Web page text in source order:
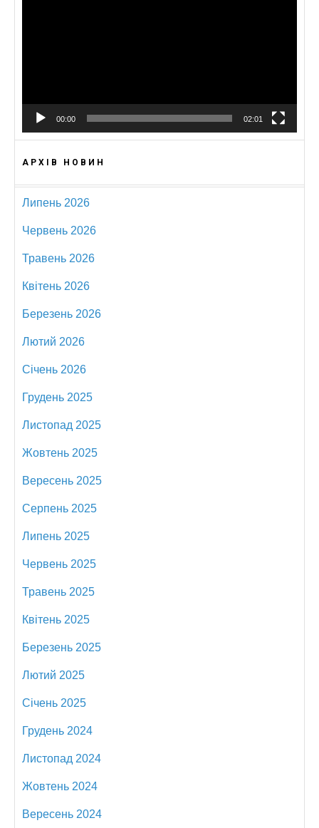
00:00 02:01
АРХІВ НОВИН
Липень 2026
Червень 2026
Травень 2026
Квітень 2026
Березень 2026
Лютий 2026
Січень 2026
Грудень 2025
Листопад 2025
Жовтень 2025
Вересень 2025
Серпень 2025
Липень 2025
Червень 2025
Травень 2025
Квітень 2025
Березень 2025
Лютий 2025
Січень 2025
Грудень 2024
Листопад 2024
Жовтень 2024
Вересень 2024